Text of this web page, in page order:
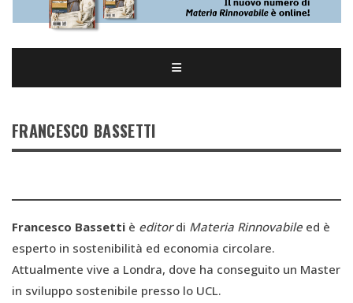
FRANCESCO BASSETTI
Francesco Bassetti è editordi Materia Rinnovabile ed è
esperto in sostenibilità ed economia circolare.
Attualmente vive a Londra, dove ha conseguito un Master
in sviluppo sostenibile presso lo UCL.